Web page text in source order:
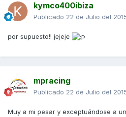
kymco400ibiza
Publicado 22 de Julio del
por supuesto!! jejeje
mpracing
Publicado 22 de Julio del
Muy a mi pesar y exceptuándose a